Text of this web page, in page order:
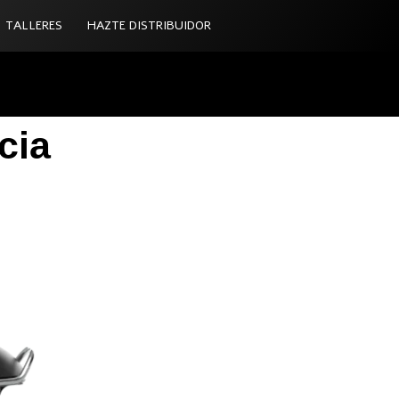
TALLERES HAZTE DISTRIBUIDOR